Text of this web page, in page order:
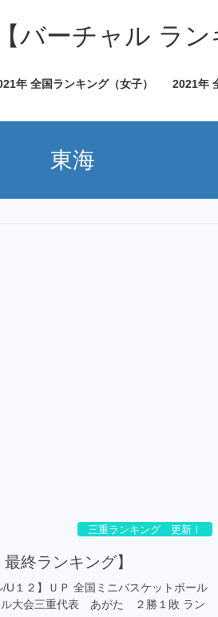
ーチャル ラン
年 全国ランキング（女子） 2021年
東海
三重ランキング 更新！
終ランキング】
１２】ＵＰ 全国ミニバスケットボール
ル大会三重代表 あがた ２勝１敗 ラン